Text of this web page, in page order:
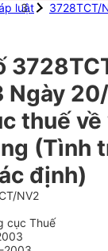
luật 3728TCT/
thuế
(Tình
định)
NV2
cục Thuế